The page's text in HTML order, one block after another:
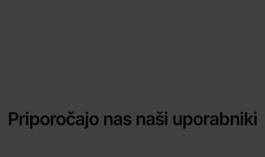
Priporočajo nas naši uporabniki